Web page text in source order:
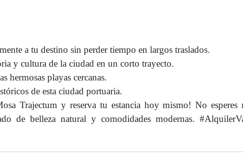
a tu destino sin perder tiempo en largos traslados.
y cultura de la ciudad en un corto trayecto.
hermosas playas cercanas.
de esta ciudad portuaria.
Trajectum y reserva tu estancia hoy mismo! No esperes
de belleza natural y comodidades modernas.